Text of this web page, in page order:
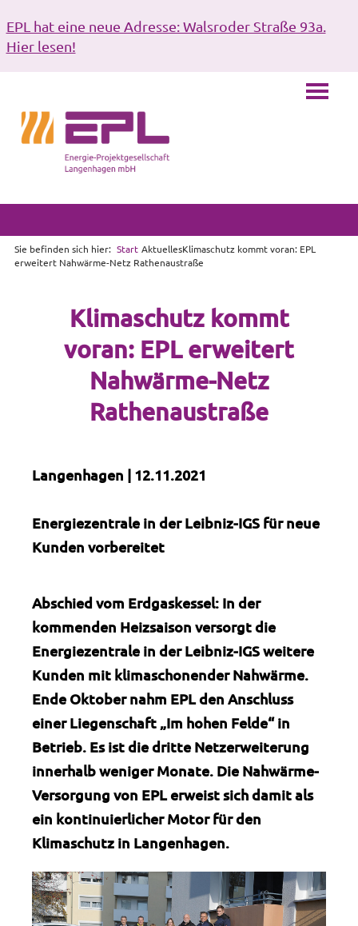
EPL hat eine neue Adresse: Walsroder Straße 93a.
Hier lesen!
Sie befinden sich hier: Start AktuellesKlimaschutz kommt voran: EPL
erweitert Nahwärme-Netz Rathenaustraße
Klimaschutz kommt
voran: EPL erweitert
Nahwärme-Netz
Rathenaustraße
Langenhagen | 12.11.2021
Energiezentrale in der Leibniz-IGS für neue
Kunden vorbereitet
Abschied vom Erdgaskessel: In der
kommenden Heizsaison versorgt die
Energiezentrale in der Leibniz-IGS weitere
Kunden mit klimaschonender Nahwärme.
Ende Oktober nahm EPL den Anschluss
einer Liegenschaft „Im hohen Felde“ in
Betrieb. Es ist die dritte Netzerweiterung
innerhalb weniger Monate. Die Nahwärme-
Versorgung von EPL erweist sich damit als
ein kontinuierlicher Motor für den
Klimaschutz in Langenhagen.